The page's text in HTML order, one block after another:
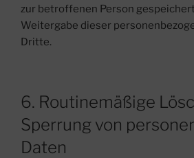
zur betroffenen Person
Weitergabe dieser
Dritte.
6. Routinemäßige
Sperrung von
Daten